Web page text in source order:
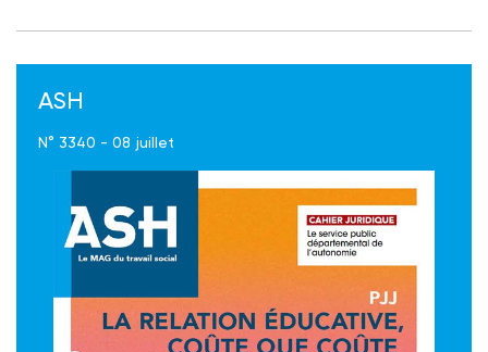
ASH
N° 3340 - 08 juillet